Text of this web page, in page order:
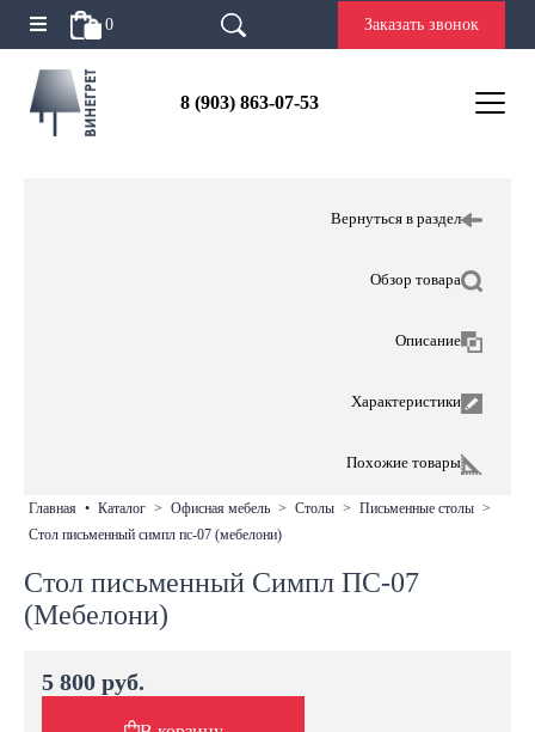
0 Заказать звонок
8 (903) 863-07-53
Вернуться в раздел
Обзор товара
Описание
Характеристики
Похожие товары
главная • каталог > офисная мебель > столы > письменные столы >
стол письменный симпл пс-07 (мебелони)
Стол письменный Симпл ПС-07
(Мебелони)
5 800 руб.